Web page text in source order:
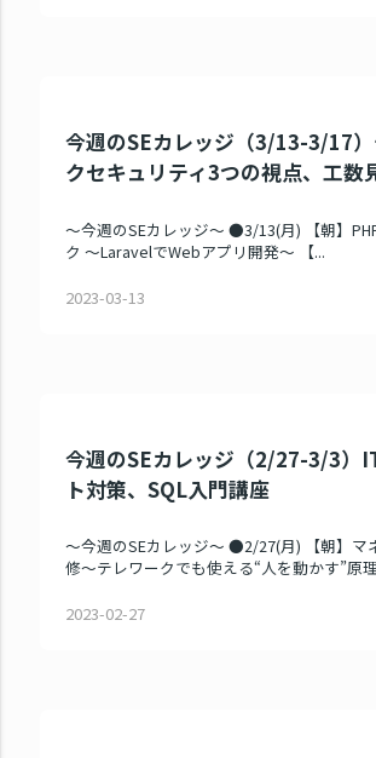
今週のSEカレッジ（3/13-3/17
クセキュリティ3つの視点、工数
～今週のSEカレッジ～ ●3/13(月) 【朝】
ク ～LaravelでWebアプリ開発～ 【...
2023-03-13
今週のSEカレッジ（2/27-3/3）
ト対策、SQL入門講座
～今週のSEカレッジ～ ●2/27(月) 【朝】マ
修～テレワークでも使える“人を動かす”原
2023-02-27